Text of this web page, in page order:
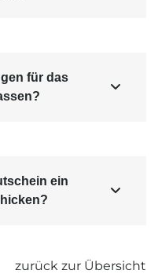
für das

ein

zurück zur Übersicht